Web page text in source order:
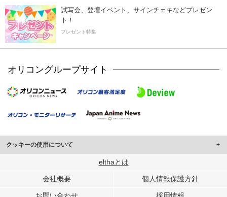
試写会、登壇イベント、サインチェキなどプレゼン
ト！
プレゼント特集
オリコングループサイト
クッキーの使用について
このサイトでは Cookie を使用して、ユーザーに合わせたコンテンツや広告の
行っています。
elthaとは
会社概要 個人情報保護方針